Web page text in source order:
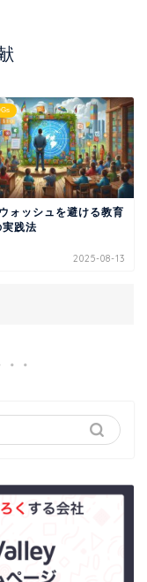
ォッシュを避ける教育
践法
2025-08-13